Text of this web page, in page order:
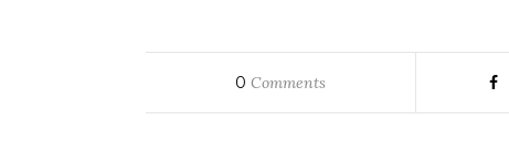
0 Comments